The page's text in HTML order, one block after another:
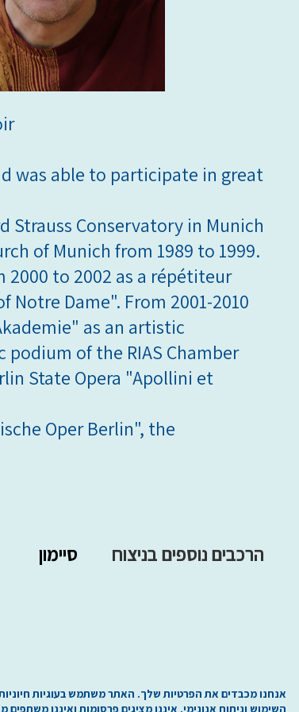
was able to participate in great
Strauss Conservatory in Munich
of Munich from 1989 to 1999.
to 2002 as a répétiteur
Dame". From 2001-2010
as an artistic
of the RIAS Chamber
State Opera "Apollini et
Oper Berlin", the
סיימון הרכבים נוספים בניצוח
אנחנו מכבדים את הפרטיות שלך. האתר משתמש בעוגיות חיוניות
השימוש וניתוח אנונימי. איננו מציגים פרסומות ואיננו